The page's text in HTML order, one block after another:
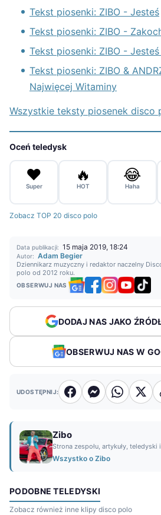
Tekst piosenki: ZIBO - Jesteś
Tekst piosenki: ZIBO -
Tekst piosenki: ZIBO -
Tekst piosenki: ZIBO &
Najwięcej Witaminy
Wszystkie teksty piosenek disco
Oceń teledysk
❤️
Super
🔥
HOT
😂
Haha
Zobacz TOP 20 disco polo
Data publikacji: 15 maja 2019, 18:24
Autor: Adam Begier
Dziennikarz muzyczny i redaktor naczelny
polo od 2012 roku.
OBSERWUJ NAS
DODAJ NAS JAKO
OBSERWUJ NAS W
UDOSTĘPNIJ:
Zibo
Strona zespołu, artykuły,
Wszystko o Zibo
PODOBNE TELEDYSKI
Zobacz również inne klipy disco polo